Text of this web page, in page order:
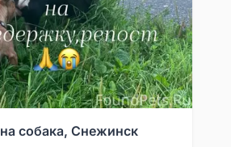
собака, Снежинск